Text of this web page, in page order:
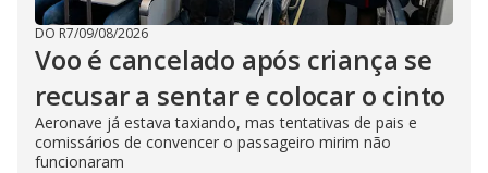
DO R7/09/08/2026
Voo é cancelado após criança se
recusar a sentar e colocar o cinto
Aeronave já estava taxiando, mas tentativas de pais e
comissários de convencer o passageiro mirim não
funcionaram